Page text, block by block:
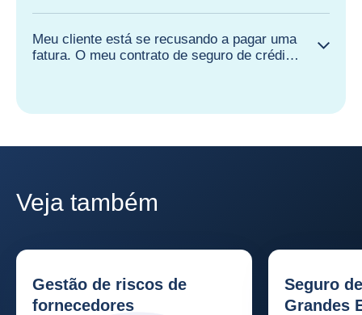
Meu cliente está se recusando a pagar uma
fatura. O meu contrato de seguro de crédito
Veja também
Gestão de riscos de
fornecedores
Seguro
Grandes